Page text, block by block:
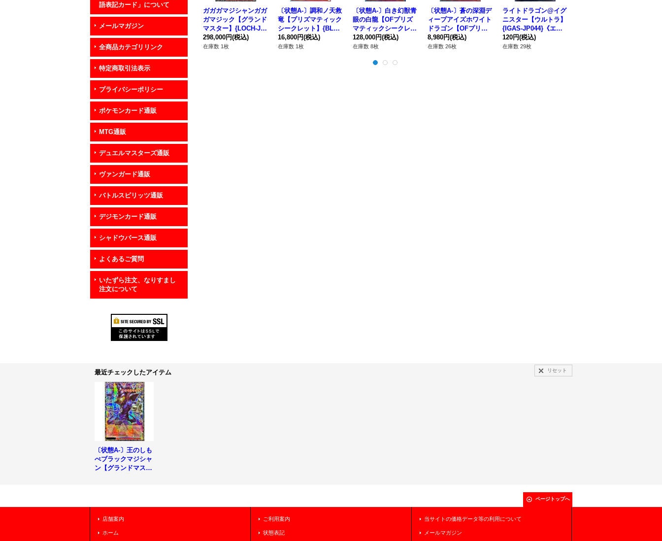
語表記カード」について
メールマガジン
全商品カテゴリリンク
特定商取引法表示
プライバシーポリシー
ポケモンカード通販
MTG通販
デュエルマスターズ通販
ヴァンガード通販
バトルスピリッツ通販
デジモンカード通販
シャドウバース通販
よくあるご質問
いたずら注文、なりすまし
注文について
ガガガマジシャンガガ
ガマジック【グランド
マスター】{LOCH-JP
011}《モンスター》
298,000円(税込)
在庫数 1枚
〔状態A-〕調和ノ天救
竜【プリズマティック
シークレット】{BLZD
-JP024}《モンスタ
ー》
16,800円(税込)
在庫数 1枚
〔状態A-〕白き幻獣青
眼の白龍【OFプリズ
マティックシークレッ
ト】{LOCR-JP001}
《モンスター》
128,000円(税込)
在庫数 8枚
〔状態A-〕蒼の深淵デ
ィープアイズホワイト
ドラゴン【OFプリズ
マティックシークレッ
ト】{LOCR-JP002}
8,980円(税込)
在庫数 26枚
ライトドラゴン@イグ
ニスター【ウルトラ】
{IGAS-JP044}《エク
シーズ》
120円(税込)
在庫数 29枚
最近チェックしたアイテム リセット
〔状態A-〕王のしも
べブラックマジシャ
ン【グランドマスタ
ページトップへ
店舗案内
ホーム
ご利用案内
状態表記
当サイトの価格データ等の利用について
メールマガジン